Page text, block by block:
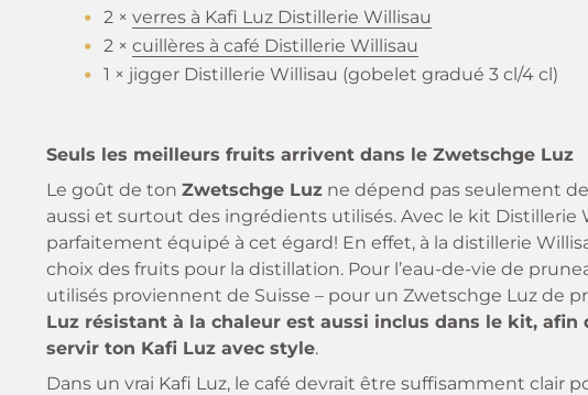
2 × verres à Kafi Luz Distillerie Willisau
2 × cuillères à café Distillerie Willisau
1 × jigger Distillerie Willisau (gobelet gradué 3 cl/4 cl)
Seuls les meilleurs fruits arrivent dans le Zwetschge Luz
Le goût de ton Zwetschge Luz ne dépend pas seulement
aussi et surtout des ingrédients utilisés. Avec le kit Distillerie
parfaitement équipé à cet égard! En effet, à la distillerie
choix des fruits pour la distillation. Pour l’eau-de-vie de
utilisés proviennent de Suisse – pour un Zwetschge Luz de
Luz résistant à la chaleur est aussi inclus dans le kit,
servir ton Kafi Luz avec style.
Dans un vrai Kafi Luz, le café devrait être suffisamment clair